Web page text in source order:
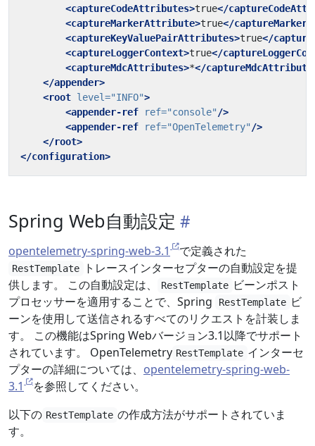
<captureCodeAttributes>true</
<captureMarkerAttribute>true</
<captureKeyValuePairAttributes>true</
<captureLoggerContext>true</
<captureMdcAttributes>*</
</appender>
<root level="INFO">
<appender-ref
ref="console" />
<appender-ref
ref="OpenTelemetry" />
</root>
</configuration>
Spring Web自動設定
opentelemetry-spring-web-3.1 で定義された
RestTemplate
トレースインターセプターの自動設定を提
供します。 この自動設定は、
RestTemplate ビーンポスト
プロセッサーを適用することで、Spring
RestTemplate ビ
ーンを使用して送信されるすべてのリクエストを計装しま
す。 この機能はSpring Webバージョン3.1以降でサポート
されています。 OpenTelemetry RestTemplate インターセ
プターの詳細については、 opentelemetry-spring-web-
3.1
を参照してください。
以下の RestTemplate の作成方法がサポートされていま
す。